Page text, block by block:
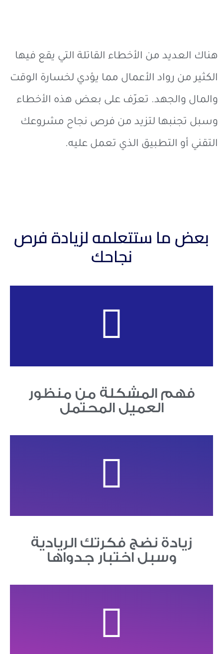
هناك العديد من الأخطاء القاتلة التي يقع فيها
الكثير من رواد الأعمال مما يؤدي لخسارة الوقت
والمال والجهد. تعرّف على بعض هذه الأخطاء
وسبل تجنبها لتزيد من فرص نجاح مشروعك
التقني أو التطبيق الذي تعمل عليه.
بعض ما ستتعلمه لزيادة فرص
نجاحك
فهم المشكلة من منظور
العميل المحتمل
زيادة نضج فكرتك الريادية
وسبل اختبار جدواها​